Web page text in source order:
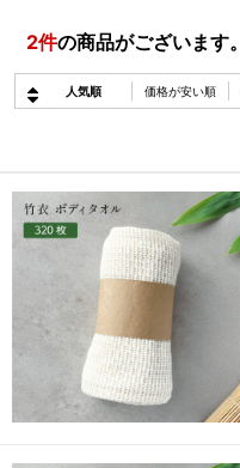
2件の商品がございます。
人気順 価格が安い順